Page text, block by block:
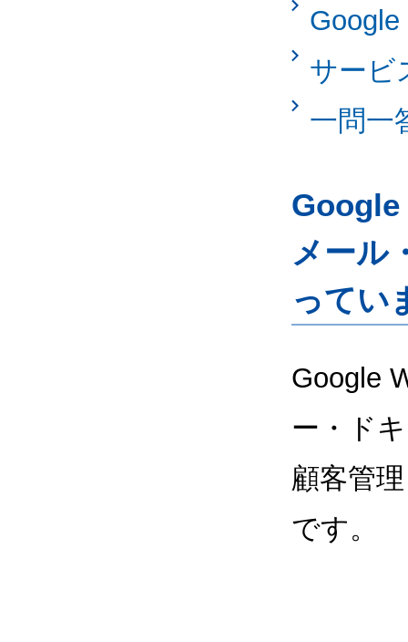
サービ
一問一
Google
メール
ってい
Google
ー・ド
顧客管
です。